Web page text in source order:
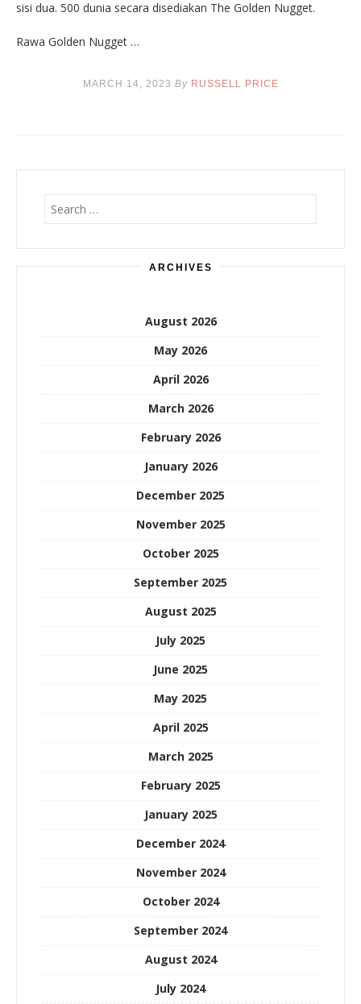
sisi dua. 500 dunia secara disediakan The Golden Nugget.
Rawa Golden Nugget …
MARCH 14, 2023 By RUSSELL PRICE
Search
for:
ARCHIVES
August 2026
May 2026
April 2026
March 2026
February 2026
January 2026
December 2025
November 2025
October 2025
September 2025
August 2025
July 2025
June 2025
May 2025
April 2025
March 2025
February 2025
January 2025
December 2024
November 2024
October 2024
September 2024
August 2024
July 2024